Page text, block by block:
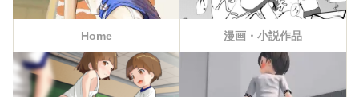
Home 漫画・小説作品